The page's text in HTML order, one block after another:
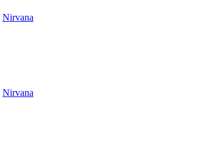
Nirvana
Nirvana